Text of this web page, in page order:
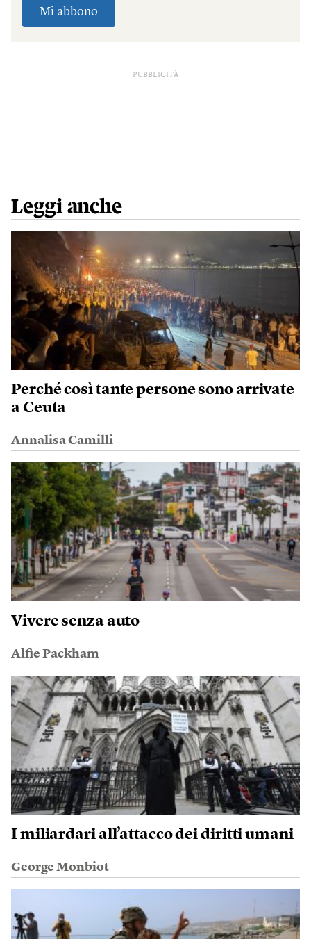
PUBBLICITÀ
Leggi anche
Perché così tante persone sono arrivate
a Ceuta
Annalisa Camilli
Vivere senza auto
Alfie Packham
I miliardari all’attacco dei diritti umani
George Monbiot